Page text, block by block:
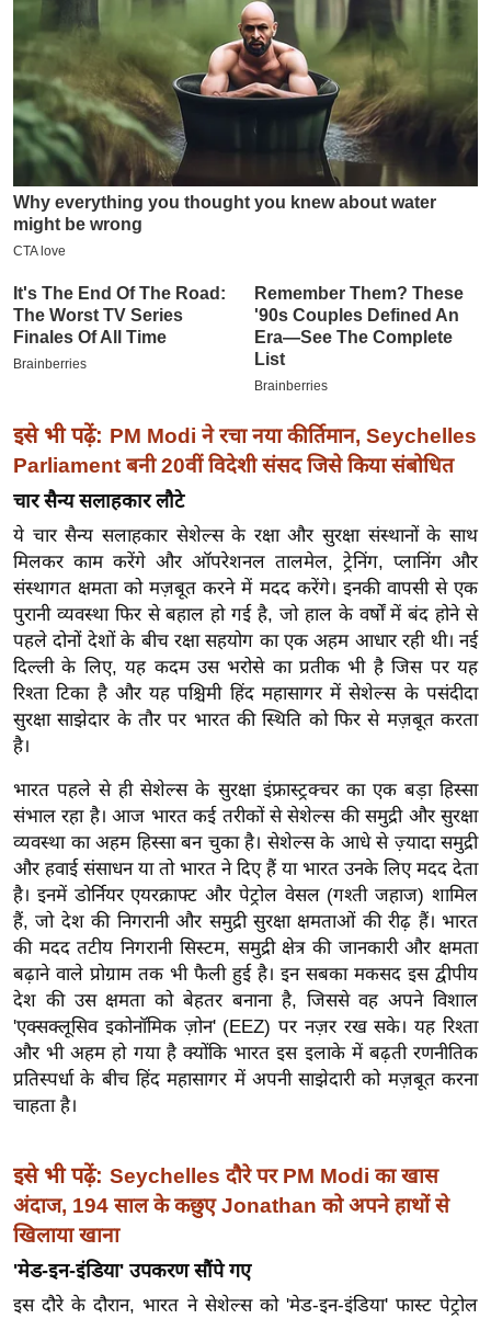
2
0
2
6
क्रा
इ
म
-
पे
प
मि
सा
ल
बे
मि
सा
ल
श
ख्सि
य
त
ग
डि
या
सा
हि
त्य
ज
ग
त
ऑ
र्ल्ड
न्यू
ज
ब्री
फ
इसे भी पढ़ें: PM Modi ने रचा नया कीर्तिमान, Seychelles
Parliament बनी 20वीं विदेशी संसद जिसे किया संबोधित
चार सैन्य सलाहकार लौटे
ये चार सैन्य सलाहकार सेशेल्स के रक्षा और सुरक्षा संस्थानों के साथ
मिलकर काम करेंगे और ऑपरेशनल तालमेल, ट्रेनिंग, प्लानिंग और
संस्थागत क्षमता को मज़बूत करने में मदद करेंगे। इनकी वापसी से एक
पुरानी व्यवस्था फिर से बहाल हो गई है, जो हाल के वर्षों में बंद होने से
पहले दोनों देशों के बीच रक्षा सहयोग का एक अहम आधार रही थी। नई
दिल्ली के लिए, यह कदम उस भरोसे का प्रतीक भी है जिस पर यह
रिश्ता टिका है और यह पश्चिमी हिंद महासागर में सेशेल्स के पसंदीदा
सुरक्षा साझेदार के तौर पर भारत की स्थिति को फिर से मज़बूत करता
है।
भारत पहले से ही सेशेल्स के सुरक्षा इंफ्रास्ट्रक्चर का एक बड़ा हिस्सा
संभाल रहा है। आज भारत कई तरीकों से सेशेल्स की समुद्री और सुरक्षा
व्यवस्था का अहम हिस्सा बन चुका है। सेशेल्स के आधे से ज़्यादा समुद्री
और हवाई संसाधन या तो भारत ने दिए हैं या भारत उनके लिए मदद देता
है। इनमें डोर्नियर एयरक्राफ्ट और पेट्रोल वेसल (गश्ती जहाज) शामिल
हैं, जो देश की निगरानी और समुद्री सुरक्षा क्षमताओं की रीढ़ हैं। भारत
की मदद तटीय निगरानी सिस्टम, समुद्री क्षेत्र की जानकारी और क्षमता
बढ़ाने वाले प्रोग्राम तक भी फैली हुई है। इन सबका मकसद इस द्वीपीय
देश की उस क्षमता को बेहतर बनाना है, जिससे वह अपने विशाल
'एक्सक्लूसिव इकोनॉमिक ज़ोन' (EEZ) पर नज़र रख सके। यह रिश्ता
और भी अहम हो गया है क्योंकि भारत इस इलाके में बढ़ती रणनीतिक
प्रतिस्पर्धा के बीच हिंद महासागर में अपनी साझेदारी को मज़बूत करना
चाहता है।
इसे भी पढ़ें: Seychelles दौरे पर PM Modi का खास
अंदाज, 194 साल के कछुए Jonathan को अपने हाथों से
खिलाया खाना
'मेड-इन-इंडिया' उपकरण सौंपे गए
इस दौरे के दौरान, भारत ने सेशेल्स को 'मेड-इन-इंडिया' फास्ट पेट्रोल